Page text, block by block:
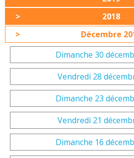
2018
Décembre
Dimanche 30
Vendredi 28
Dimanche 23
Vendredi 21
Dimanche 16